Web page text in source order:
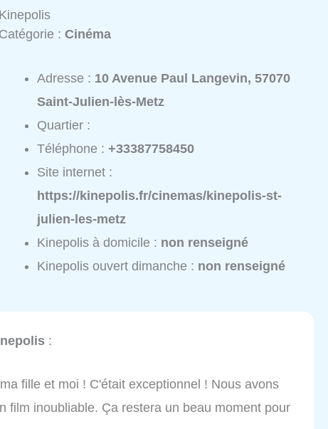
Kinepolis
Catégorie :Cinéma
Adresse : 10 Avenue Paul Langevin, 57070
Saint-Julien-lès-Metz
Quartier :
Téléphone :+33387758450
Site internet :
https://kinepolis.fr/cinemas/kinepolis-st-
julien-les-metz
Kinepolis à domicile : non renseigné
Kinepolis ouvert dimanche : non renseigné
:
fille et moi ! C'était exceptionnel ! Nous avons
film inoubliable. Ça restera un beau moment pour